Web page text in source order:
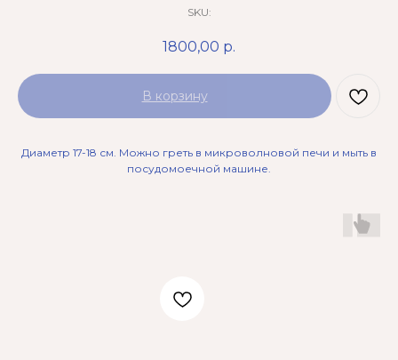
SKU:
1800,00 р.
В корзину
Диаметр 17-18 см. Можно греть в микроволновой печи и мыть в
посудомоечной машине.